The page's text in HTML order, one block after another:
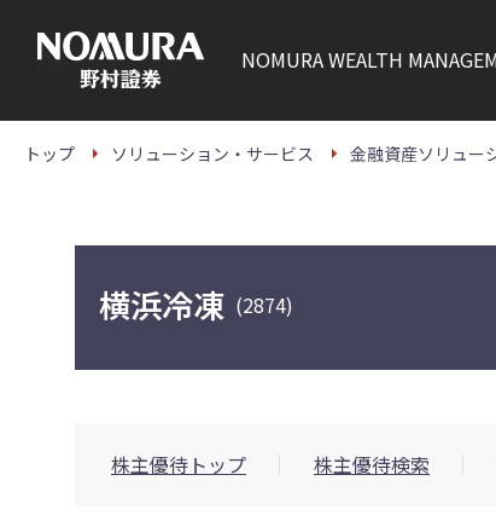
本
NOMURAWEALTH
トップ ソリューション・サービス 金融資産ソリュー
横浜冷凍 (2874)
株主優待トップ 株主優待検索